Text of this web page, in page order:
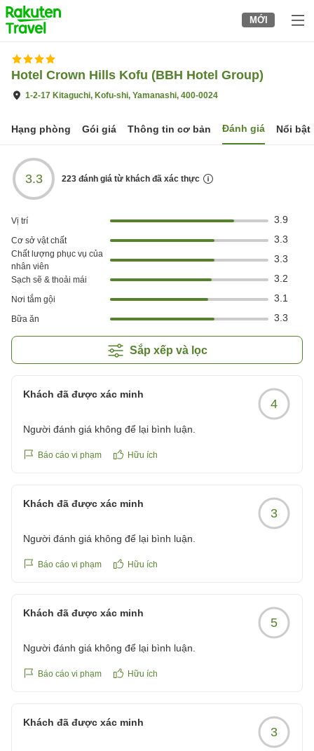
to
top
page
MỚI
Hotel Crown Hills Kofu (BBH Hotel Group)
1-2-17 Kitaguchi, Kofu-shi, Yamanashi, 400-0024
Hạng phòng Gói giá Thông tin cơ bản Đánh giá Nổi bật
3.3 223 đánh giá từ khách đã xác thực
Vị trí 3.9
Cơ sở vật chất 3.3
Chất lượng phục vụ của
nhân viên
3.3
Sạch sẽ & thoải mái 3.2
Nơi tắm gội 3.1
Bữa ăn 3.3
Sắp xếp và lọc
Khách đã được xác minh
4
Người đánh giá không để lại bình luận.
Báo cáo vi phạm Hữu ích
Khách đã được xác minh
3
Người đánh giá không để lại bình luận.
Báo cáo vi phạm Hữu ích
Khách đã được xác minh
5
Người đánh giá không để lại bình luận.
Báo cáo vi phạm Hữu ích
Khách đã được xác minh
3